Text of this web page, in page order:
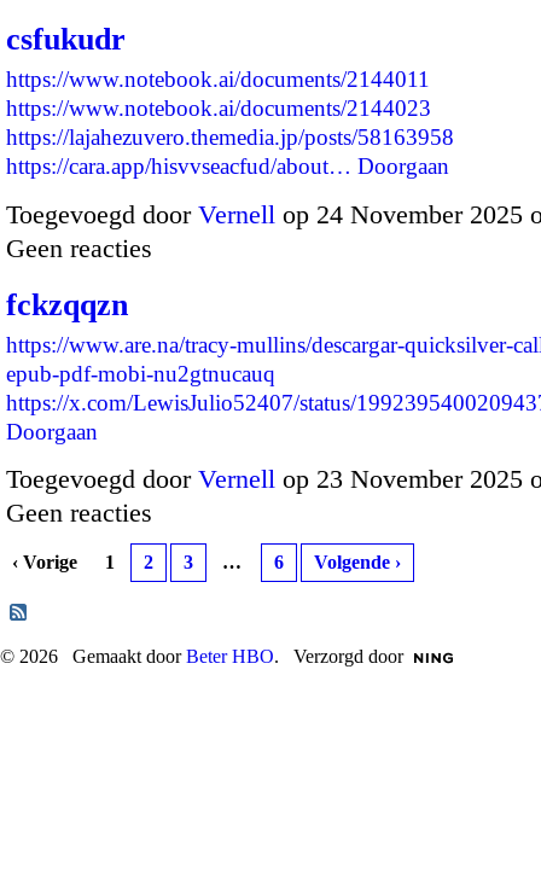
csfukudr
https://www.notebook.ai/documents/2144011
https://www.notebook.ai/documents/2144023
https://lajahezuvero.themedia.jp/posts/58163958
https://cara.app/hisvvseacfud/about… Doorgaan
Toegevoegd door Vernell op 24 November 2025
Geen reacties
fckzqqzn
https://www.are.na/tracy-mullins/descargar-quicksilver-
epub-pdf-mobi-nu2gtnucauq
https://x.com/LewisJulio52407/status/
Doorgaan
Toegevoegd door Vernell op 23 November 2025
Geen reacties
‹ Vorige 1 2 3 … 6 Volgende ›
© 2026 Gemaakt doorBeter HBO. Verzorgd door